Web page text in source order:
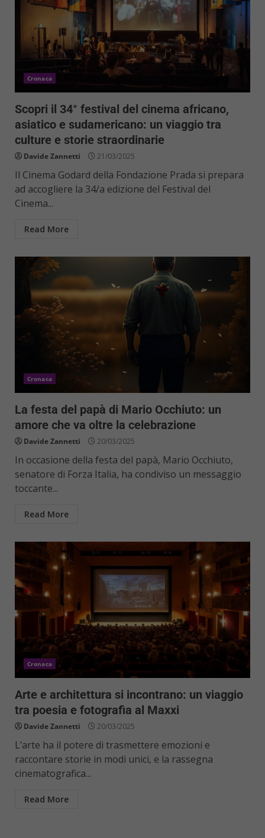
Cronaca
Scopri il 34° festival del cinema africano,
asiatico e sudamericano: un viaggio tra
culture e storie straordinarie
Davide Zannetti 21/03/2025
Il Cinema Godard della Fondazione Prada si prepara
ad accogliere la 34/a edizione del Festival del
Cinema...
Read More
Cronaca
La festa del papà di Mario Occhiuto: un
amore che va oltre la celebrazione
Davide Zannetti 20/03/2025
In occasione della festa del papà, Mario Occhiuto,
senatore di Forza Italia, ha condiviso un messaggio
toccante...
Read More
Cronaca
Arte e architettura si incontrano: un viaggio
tra poesia e fotografia al Maxxi
Davide Zannetti 20/03/2025
L’arte ha il potere di trasmettere emozioni e
raccontare storie in modi unici, e la rassegna
cinematografica...
Read More